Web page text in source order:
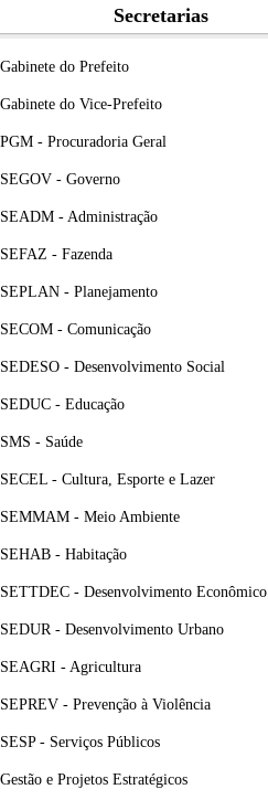
Secretarias
Gabinete do Prefeito
Gabinete do Vice-Prefeito
PGM - Procuradoria Geral
SEGOV - Governo
SEADM - Administração
SEFAZ - Fazenda
SEPLAN - Planejamento
SECOM - Comunicação
SEDESO - Desenvolvimento Social
SEDUC - Educação
SMS - Saúde
SECEL - Cultura, Esporte e Lazer
SEMMAM - Meio Ambiente
SEHAB - Habitação
SETTDEC - Desenvolvimento Econômico
SEDUR - Desenvolvimento Urbano
SEAGRI - Agricultura
SEPREV - Prevenção à Violência
SESP - Serviços Públicos
Gestão e Projetos Estratégicos